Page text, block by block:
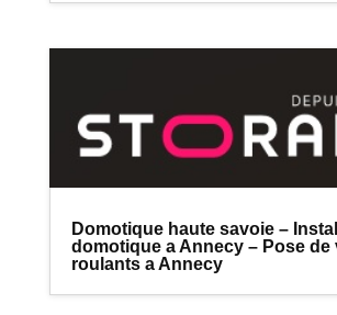
Domotique haute savoie –
domotique a Annecy – Pose de
roulants a Annecy